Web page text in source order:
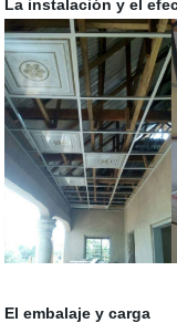
La instalación y el
El embalaje y carga